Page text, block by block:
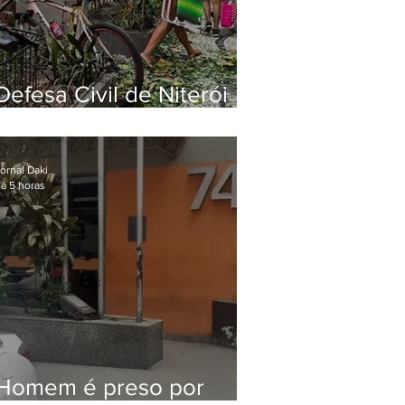
Civil de Niterói
para esta sexta-
(07)
é preso por
Daki
5 horas